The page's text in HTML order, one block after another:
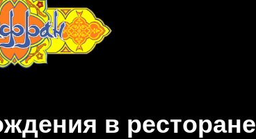
в ресторане